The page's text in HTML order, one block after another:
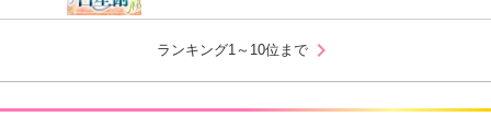
ランキング1～10位まで chevron_right